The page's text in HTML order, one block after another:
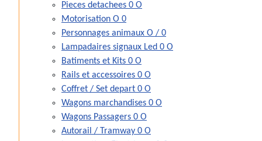
Pieces detachees 0 O
Motorisation O 0
Personnages animaux O / 0
Lampadaires signaux Led 0 O
Batiments et Kits 0 O
Rails et accessoires 0 O
Coffret / Set depart 0 O
Wagons marchandises 0 O
Wagons Passagers 0 O
Autorail / Tramway 0 O